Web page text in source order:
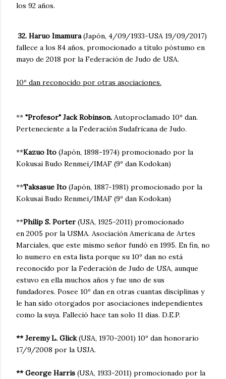
los 92 años.
32. Haruo Imamura(Japón, 4/09/1933-USA 19/09/2017)
fallece a los 84 años, promocionado a título póstumo en
mayo de 2018 por la Federación de Judo de USA.
10º dan reconocido por otras asociaciones.
** "Profesor" Jack Robinson. Autoproclamado 10º dan.
Perteneciente a la Federación Sudafricana de Judo.
**Kazuo Ito (Japón, 1898-1974) promocionado por la
Kokusai Budo Renmei/IMAF (9º dan Kodokan)
**Taksasue Ito (Japón, 1887-1981) promocionado por la
Kokusai Budo Renmei/IMAF (9º dan Kodokan)
**Philip S. Porter (USA, 1925-2011) promocionado
en 2005 por la USMA. Asociación Americana de Artes
Marciales, que este mismo señor fundó en 1995. En fin, no
lo numero en esta lista porque su 10º dan no está
reconocido por la Federación de Judo de USA, aunque
estuvo en ella muchos años y fue uno de sus
fundadores. Posee 10º dan en otras cuantas disciplinas y
le han sido otorgados por asociaciones independientes
como la suya. Falleció hace tan solo 11 dias. D.E.P.
** Jeremy L. Glick(USA, 1970-2001) 10º dan honorario
17/9/2008 por la USJA.
** George Harris (USA, 1933-2011) promocionado por la